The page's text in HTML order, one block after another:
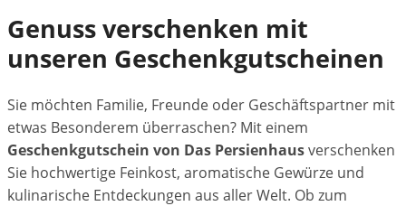
Genuss verschenken mit
unseren Geschenkgutscheinen
Sie möchten Familie, Freunde oder Geschäftspartner mit
etwas Besonderem überraschen? Mit einem
Geschenkgutschein von Das Persienhausverschenken
Sie hochwertige Feinkost, aromatische Gewürze und
kulinarische Entdeckungen aus aller Welt. Ob zum